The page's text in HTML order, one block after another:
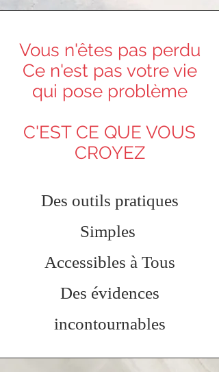
Vous n'êtes pas perdu
Ce n'est pas votre vie
qui pose problème
C'EST CE QUE VOUS
CROYEZ
Des outils pratiques
Simples
Accessibles à Tous
Des évidences
incontournables